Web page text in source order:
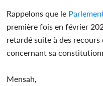
Rappelons que le
première fois en février
retardé suite à des
concernant sa
Mensah,